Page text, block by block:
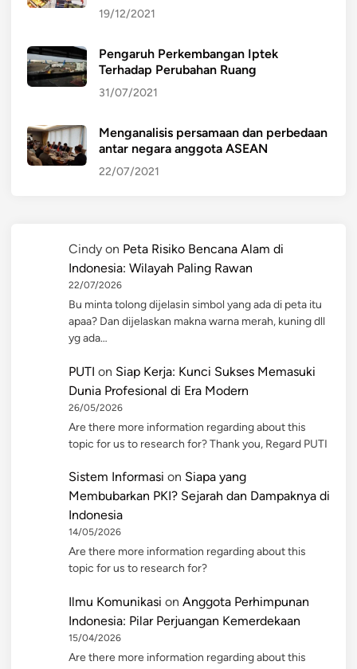
19/12/2021
Pengaruh Perkembangan Iptek
Terhadap Perubahan Ruang
31/07/2021
Menganalisis persamaan dan perbedaan
antar negara anggota ASEAN
22/07/2021
Cindy on Peta Risiko Bencana Alam di
Indonesia: Wilayah Paling Rawan
22/07/2026
Bu minta tolong dijelasin simbol yang ada di peta itu
apaa? Dan dijelaskan makna warna merah, kuning dll
yg ada…
PUTI on Siap Kerja: Kunci Sukses Memasuki
Dunia Profesional di Era Modern
26/05/2026
Are there more information regarding about this
topic for us to research for? Thank you, Regard PUTI
Sistem Informasi on Siapa yang
Membubarkan PKI? Sejarah dan Dampaknya di
Indonesia
14/05/2026
Are there more information regarding about this
topic for us to research for?
Ilmu Komunikasi on Anggota Perhimpunan
Indonesia: Pilar Perjuangan Kemerdekaan
15/04/2026
Are there more information regarding about this